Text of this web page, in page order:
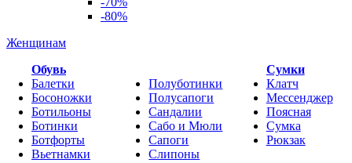
-80%
Женщинам
Обувь
Балетки
Босоножки
Ботильоны
Ботинки
Ботфорты
Вьетнамки
Полуботинки
Полусапоги
Сандалии
Сабо и Мюли
Сапоги
Слипоны
Cумки
Клатч
Мессенджер
Поясная
Сумка
Рюкзак